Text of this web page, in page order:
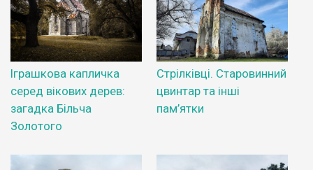
Іграшкова капличка
серед вікових дерев:
загадка Більча
Золотого
Стрілківці. Старовинний
цвинтар та інші
пам’ятки